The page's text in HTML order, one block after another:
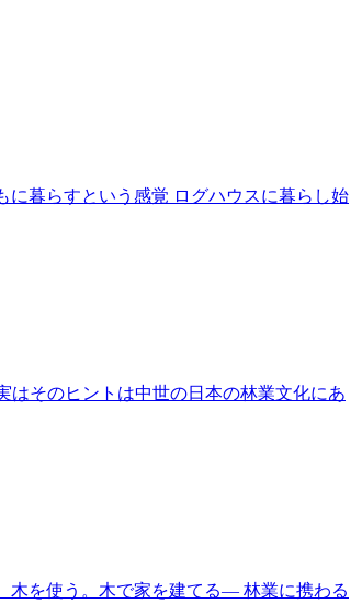
暮らすという感覚 ログハウスに暮らし始
はそのヒントは中世の日本の林業文化にあ
木を使う。木で家を建てる― 林業に携わる